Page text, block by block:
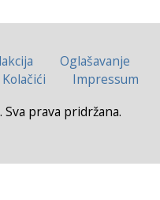
Oglašavanje
Kolačići
Impressum
prava pridržana.